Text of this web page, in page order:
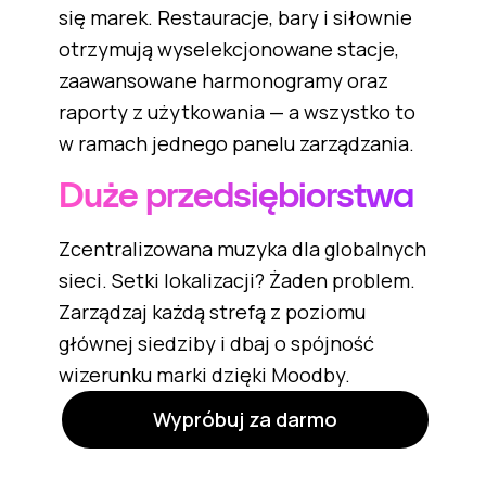
się marek. Restauracje, bary i siłownie
otrzymują wyselekcjonowane stacje,
zaawansowane harmonogramy oraz
raporty z użytkowania — a wszystko to
w ramach jednego panelu zarządzania.
Duże przedsiębiorstwa
Zcentralizowana muzyka dla globalnych
sieci. Setki lokalizacji? Żaden problem.
Zarządzaj każdą strefą z poziomu
głównej siedziby i dbaj o spójność
wizerunku marki dzięki Moodby.
Wypróbuj za darmo